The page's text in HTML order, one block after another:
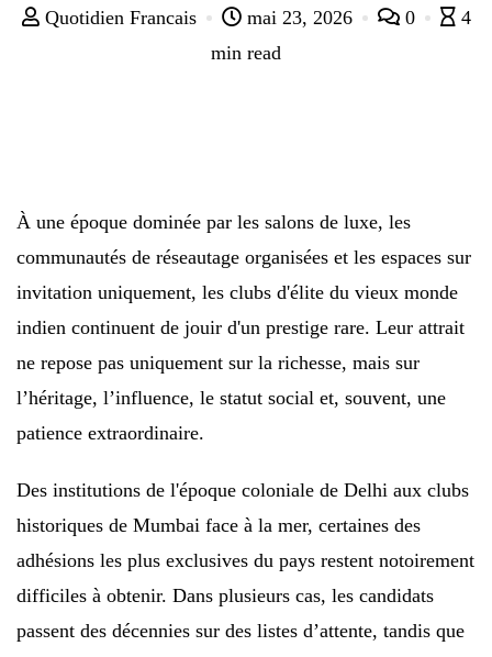
Quotidien Francais mai 23, 2026 0
4
min read
À une époque dominée par les salons de luxe, les
communautés de réseautage organisées et les espaces sur
invitation uniquement, les clubs d'élite du vieux monde
indien continuent de jouir d'un prestige rare. Leur attrait
ne repose pas uniquement sur la richesse, mais sur
l’héritage, l’influence, le statut social et, souvent, une
patience extraordinaire.
Des institutions de l'époque coloniale de Delhi aux clubs
historiques de Mumbai face à la mer, certaines des
adhésions les plus exclusives du pays restent notoirement
difficiles à obtenir. Dans plusieurs cas, les candidats
passent des décennies sur des listes d’attente, tandis que